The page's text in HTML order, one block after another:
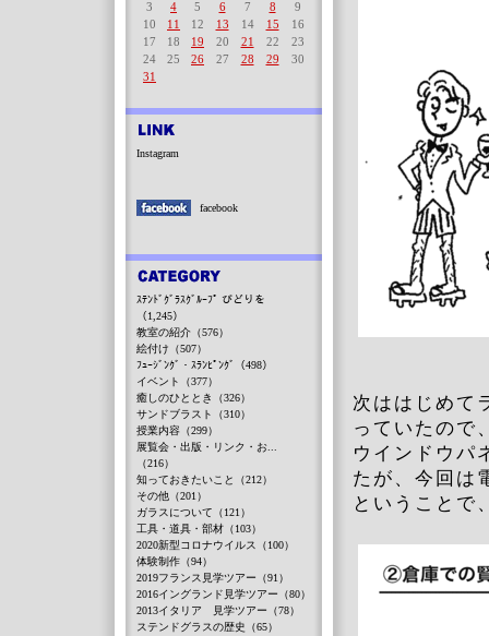
次ははじめて
っていたので
ウインドウパ
たが、今回
ということで
3
4 5 6 7 8
9
10
11 12 13 14 15
16
17
18 19 20 21 22
23
24
25 26 27 28 29
30
31
Instagram
facebook
ｽﾃﾝﾄﾞｸﾞﾗｽｸﾞﾙｰﾌﾟ びどりを
（1,245）
教室の紹介（576）
絵付け（507）
ﾌｭｰｼﾞﾝｸﾞ・ｽﾗﾝﾋﾟﾝｸﾞ（498）
イベント（377）
癒しのひととき（326）
サンドブラスト（310）
授業内容（299）
展覧会・出版・リンク・お...
（216）
知っておきたいこと（212）
その他（201）
ガラスについて（121）
工具・道具・部材（103）
2020新型コロナウイルス（100）
体験制作（94）
2019フランス見学ツアー（91）
2016イングランド見学ツアー（80）
2013イタリア 見学ツアー（78）
ステンドグラスの歴史（65）